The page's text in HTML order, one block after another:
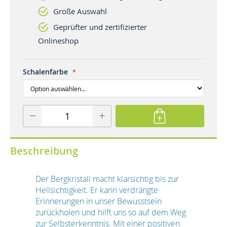
Große Auswahl
Geprüfter und zertifizierter
Onlineshop
Schalenfarbe
Beschreibung
Der Bergkristall macht klarsichtig bis zur
Hellsichtigkeit. Er kann verdrängte
Erinnerungen in unser Bewusstsein
zurückholen und hilft uns so auf dem Weg
zur Selbsterkenntnis. Mit einer positiven